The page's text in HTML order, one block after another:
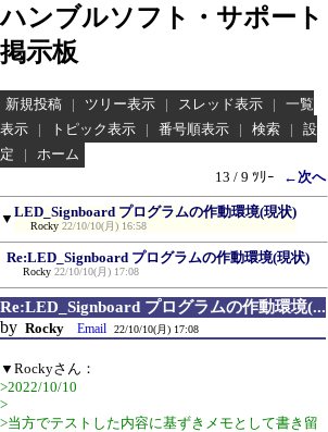
ハンブルソフト・サポート
掲示板
新規投稿 | ツリー表示 | スレッド表示 |
一覧
表示
| トピック表示 | 番号順表示 | 検索 |
設
定
|
ホーム
13 / 9 ﾂﾘｰ
←次へ
▼ LED_Signboard プログラムの作動環境(現状)
Rocky 22/10/10(月) 16:58
Re:LED_Signboard プログラムの作動環境(現状)
Rocky 22/10/10(月) 17:08
Re:LED_Signboard プログラムの作動環境(...
by Rocky Email 22/10/10(月) 17:08
▼Rockyさん：
>2022/10/10
>
>当方でテストした内容に基ずきメモとして書き留